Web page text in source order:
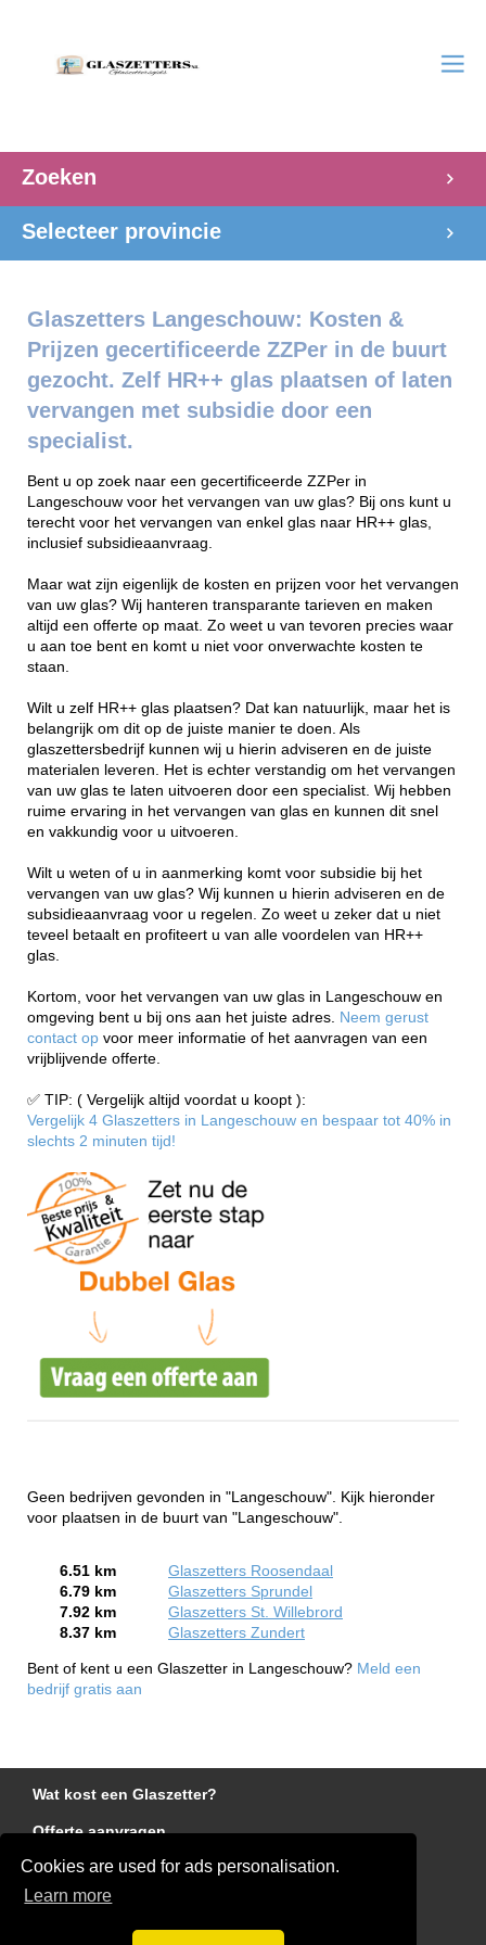
Cookies are used for ads personalisation.
Learn more
Zoeken
Selecteer provincie
Glaszetters Langeschouw: Kosten &
Prijzen gecertificeerde ZZPer in de buurt
gezocht. Zelf HR++ glas plaatsen of laten
vervangen met subsidie door een
specialist.
Bent u op zoek naar een gecertificeerde ZZPer in
Langeschouw voor het vervangen van uw glas? Bij ons kunt u
terecht voor het vervangen van enkel glas naar HR++ glas,
inclusief subsidieaanvraag.
Maar wat zijn eigenlijk de kosten en prijzen voor het vervangen
van uw glas? Wij hanteren transparante tarieven en maken
altijd een offerte op maat. Zo weet u van tevoren precies waar
u aan toe bent en komt u niet voor onverwachte kosten te
staan.
Wilt u zelf HR++ glas plaatsen? Dat kan natuurlijk, maar het is
belangrijk om dit op de juiste manier te doen. Als
glaszettersbedrijf kunnen wij u hierin adviseren en de juiste
materialen leveren. Het is echter verstandig om het vervangen
van uw glas te laten uitvoeren door een specialist. Wij hebben
ruime ervaring in het vervangen van glas en kunnen dit snel
en vakkundig voor u uitvoeren.
Wilt u weten of u in aanmerking komt voor subsidie bij het
vervangen van uw glas? Wij kunnen u hierin adviseren en de
subsidieaanvraag voor u regelen. Zo weet u zeker dat u niet
teveel betaalt en profiteert u van alle voordelen van HR++
glas.
Kortom, voor het vervangen van uw glas in Langeschouw en
omgeving bent u bij ons aan het juiste adres. Neem gerust
contact op voor meer informatie of het aanvragen van een
vrijblijvende offerte.
✅ TIP: ( Vergelijk altijd voordat u koopt ):
Vergelijk 4 Glaszetters in Langeschouw en bespaar tot 40% in
slechts 2 minuten tijd!
Geen bedrijven gevonden in "Langeschouw". Kijk hieronder
voor plaatsen in de buurt van "Langeschouw".
6.51 km
Glaszetters Roosendaal
6.79 km
Glaszetters Sprundel
7.92 km
Glaszetters St. Willebrord
8.37 km
Glaszetters Zundert
Bent of kent u een Glaszetter in Langeschouw? Meld een
bedrijf gratis aan
Wat kost een Glaszetter?
Offerte aanvragen
Links
Disclaimer